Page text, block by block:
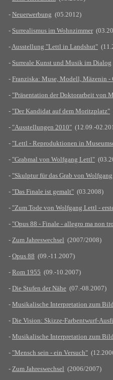
- Neuerwerbung (05.2012)
- Surrealismus im Wohnzimmer
-Ausstellung "Lettl in Landshut"
- Surreale Kunst und Musik im Dialog
- Franziska: Muse, Modell, Mäzenin -
- "Präsentation der Doktorarbeit von
- "Der Kandidat auf dem Moritzplatz"
- "Ausstellungen 2010" (12.09.-
- "Lettl - Reproduktionen in
- "Grabmal von Wolfgang Lettl"
- "Skulptur für das Grab von
- "Das Finale ist gemalt" (03.2008)
- "Zum Tode von Wolfgang Lettl -
- "Opus 88 - Finale - allegro ma non
- Zum Jahreswechsel (2007/2008)
- Opus 88 (09.-11.2007)
- Rom 1955 (09.-10.2007)
- Die Stufen der Nähe (07.-08.2007)
- Musikalische Interpretation zum
- Die Vision: Skizze-Farbentwurf-
- Musikalische Interpretation zum
- "Mensch sein - ein Versuch"
- Zum Jahreswechsel (2006/2007)